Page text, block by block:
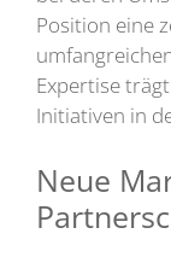
Position eine
Expertise
Initiativen in
Neue